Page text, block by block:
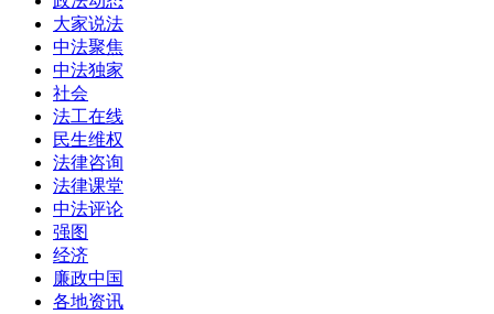
大家说法
中法聚焦
中法独家
社会
法工在线
民生维权
法律咨询
法律课堂
中法评论
强图
经济
廉政中国
各地资讯